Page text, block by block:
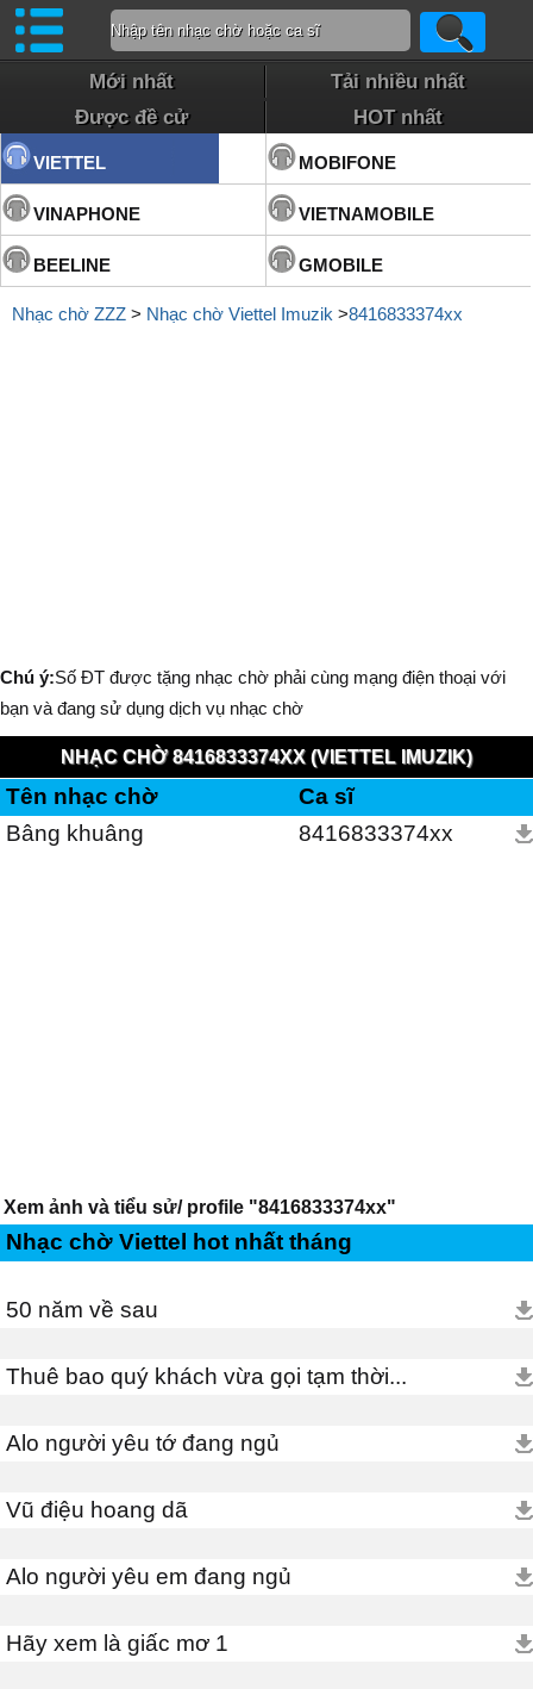
Mới nhất
Tải nhiều nhất
Được đề cử
HOT nhất
VIETTEL MOBIFONE
VINAPHONE VIETNAMOBILE
BEELINE GMOBILE
Nhạc chờ ZZZ > Nhạc chờ Viettel Imuzik >8416833374xx
Chú ý:Số ĐT được tặng nhạc chờ phải cùng mạng điện thoại với
bạn và đang sử dụng dịch vụ nhạc chờ
NHẠC CHỜ 8416833374XX (VIETTEL IMUZIK)
Tên nhạc chờ
Ca sĩ
Bâng khuâng
8416833374xx
Xem ảnh và tiểu sử/ profile "8416833374xx"
Nhạc chờ Viettel hot nhất tháng
50 năm về sau
Thuê bao quý khách vừa gọi tạm thời...
Alo người yêu tớ đang ngủ
Vũ điệu hoang dã
Alo người yêu em đang ngủ
Hãy xem là giấc mơ 1